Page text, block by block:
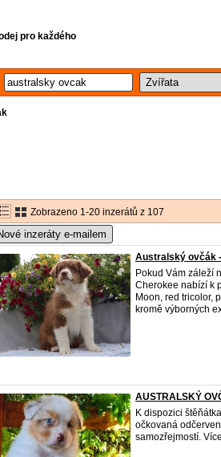
pro každého
Zobrazeno 1-20 inzerátů z 107
inzeráty e-mailem
Australský ovčák
Pokud Vám záleží
Cherokee nabízí k
Moon, red tricolor,
kromě výborných
AUSTRALSKÝ
K dispozici
očkovaná
samozřejmostí.